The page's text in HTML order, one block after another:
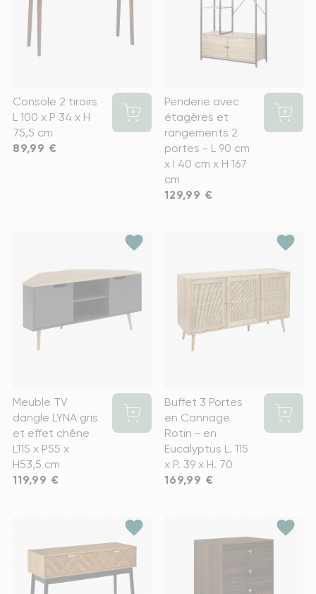
Console 2 tiroirs
L 100 x P 34 x H
75,5 cm
Prix
89,99 €
Penderie avec
étagères et
rangements 2
portes - L 90 cm
x l 40 cm x H 167
cm
Prix
129,99 €
favorite
Meuble TV
dangle LYNA gris
et effet chêne
L115 x P55 x
H53,5 cm
Prix
119,99 €
favorite
Buffet 3 Portes
en Cannage
Rotin - en
Eucalyptus L. 115
x P. 39 x H. 70
Prix
169,99 €
favorite favorite